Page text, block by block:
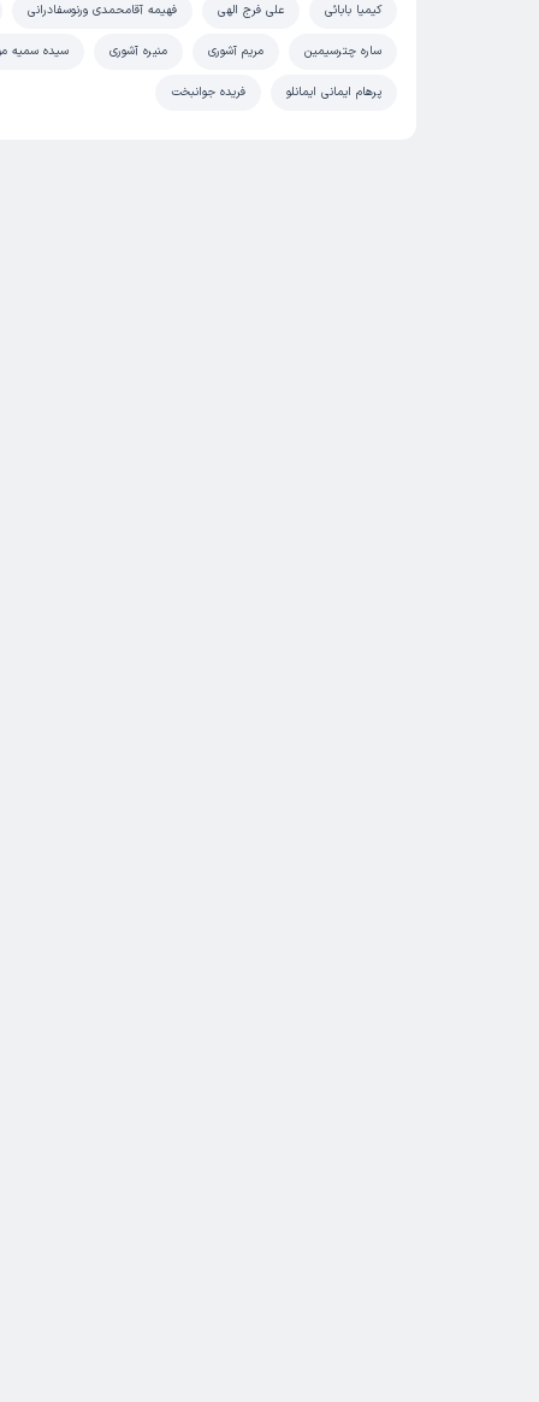
کیمیا بابائی علی فرج الهی فهیمه آقامحمدی ورنوسفادرانی
ساره چترسیمین مریم آشوری منیره آشوری سیده سمیه
پرهام ایمانی ایمانلو فریده جوانبخت